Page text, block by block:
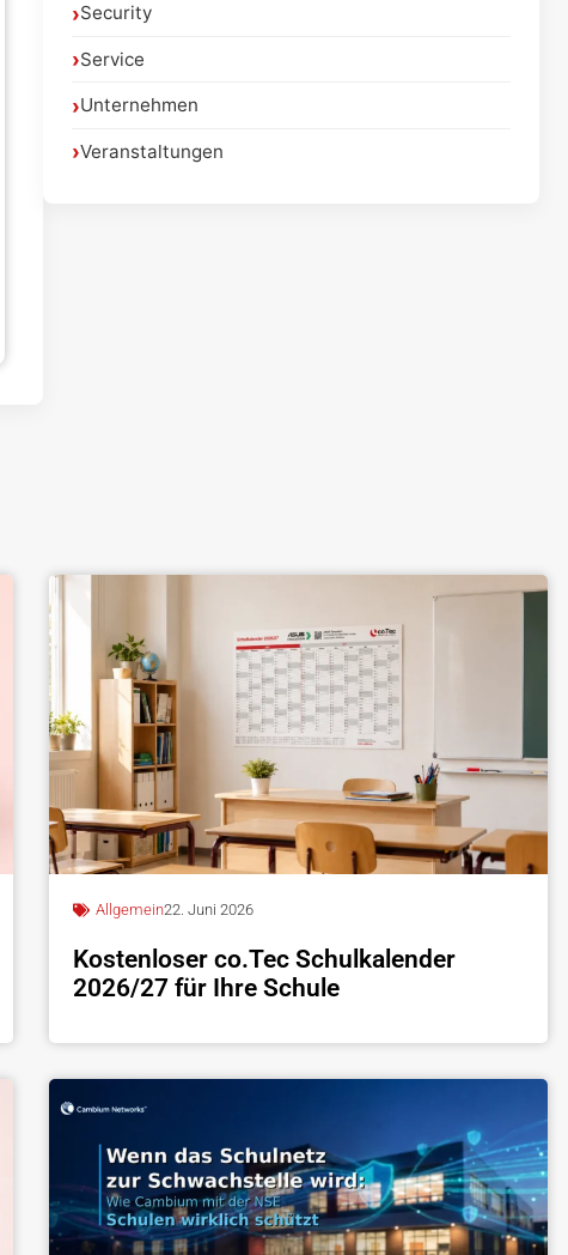
Security
Service
Unternehmen
Veranstaltungen
Allgemein22. Juni 2026
Kostenloser co.Tec Schulkalender
2026/27 für Ihre Schule